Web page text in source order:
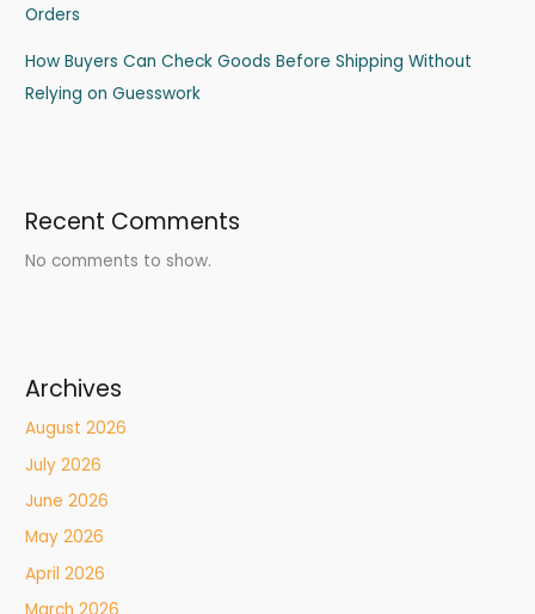
Orders
How Buyers Can Check Goods Before Shipping Without
Relying on Guesswork
Recent Comments
No comments to show.
Archives
August 2026
July 2026
June 2026
May 2026
April 2026